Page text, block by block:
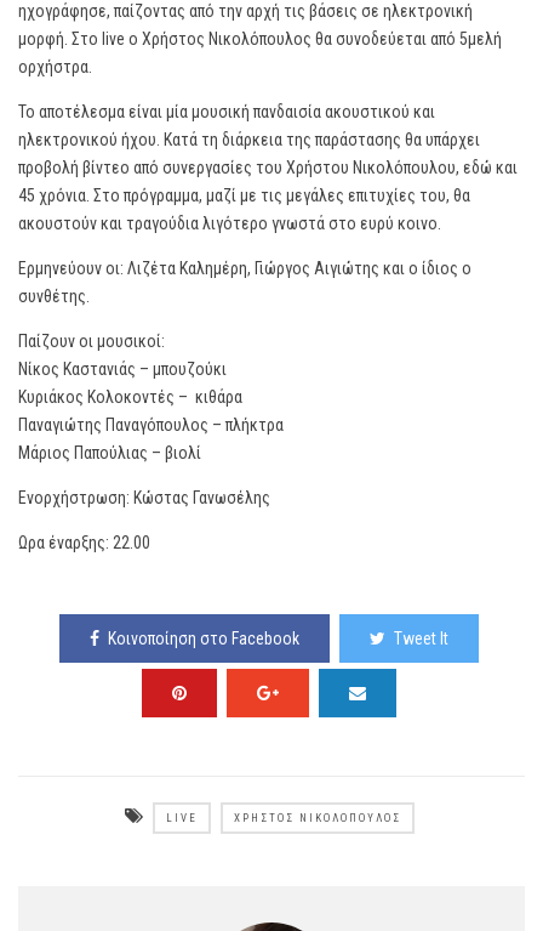
ηχογράφησε, παίζοντας από την αρχή τις βάσεις σε ηλεκτρονική
μορφή. Στο live ο Χρήστος Νικολόπουλος θα συνοδεύεται από 5μελή
ορχήστρα.
Το αποτέλεσμα είναι μία μουσική πανδαισία ακουστικού και
ηλεκτρονικού ήχου. Κατά τη διάρκεια της παράστασης θα υπάρχει
προβολή βίντεο από συνεργασίες του Χρήστου Νικολόπουλου, εδώ και
45 χρόνια. Στο πρόγραμμα, μαζί με τις μεγάλες επιτυχίες του, θα
ακουστούν και τραγούδια λιγότερο γνωστά στο ευρύ κοινο.
Ερμηνεύουν οι: Λιζέτα Καλημέρη, Γιώργος Αιγιώτης και ο ίδιος ο
συνθέτης.
Παίζουν οι μουσικοί:
Νίκος Καστανιάς – μπουζούκι
Κυριάκος Κολοκοντές – κιθάρα
Παναγιώτης Παναγόπουλος – πλήκτρα
Μάριος Παπούλιας – βιολί
Ενορχήστρωση: Κώστας Γανωσέλης
Ωρα έναρξης: 22.00
Κοινοποίηση στο Facebook Tweet It
LIVE ΧΡΉΣΤΟΣ ΝΙΚΟΛΌΠΟΥΛΟΣ